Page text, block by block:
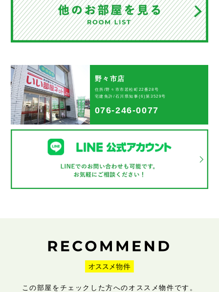
野々市店
住所/野々市市若松町22番28号
宅建免許/石川県知事(6)第3529号
076-246-0077
この部屋をチェックした方へのオススメ物件です。